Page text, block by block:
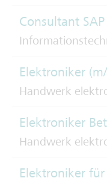
Consultant
Elektroniker
Handwerk
Elektroniker
Handwerk
Elektroniker